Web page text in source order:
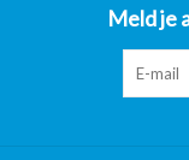
Meld je